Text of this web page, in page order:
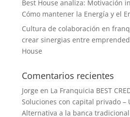
Best House analiza: Motivación
Cómo mantener la Energía y el
Cultura de colaboración en
crear sinergias entre
House
Comentarios recientes
Jorge en La Franquicia BEST
Soluciones con capital privado –
Alternativa a la banca tradicional